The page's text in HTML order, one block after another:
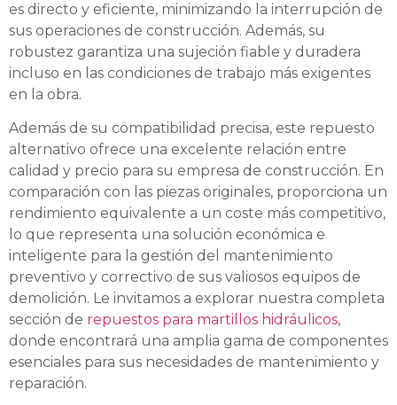
es directo y eficiente, minimizando la interrupción de
sus operaciones de construcción. Además, su
robustez garantiza una sujeción fiable y duradera
incluso en las condiciones de trabajo más exigentes
en la obra.
Además de su compatibilidad precisa, este repuesto
alternativo ofrece una excelente relación entre
calidad y precio para su empresa de construcción. En
comparación con las piezas originales, proporciona un
rendimiento equivalente a un coste más competitivo,
lo que representa una solución económica e
inteligente para la gestión del mantenimiento
preventivo y correctivo de sus valiosos equipos de
demolición. Le invitamos a explorar nuestra completa
sección de repuestos para martillos hidráulicos,
donde encontrará una amplia gama de componentes
esenciales para sus necesidades de mantenimiento y
reparación.